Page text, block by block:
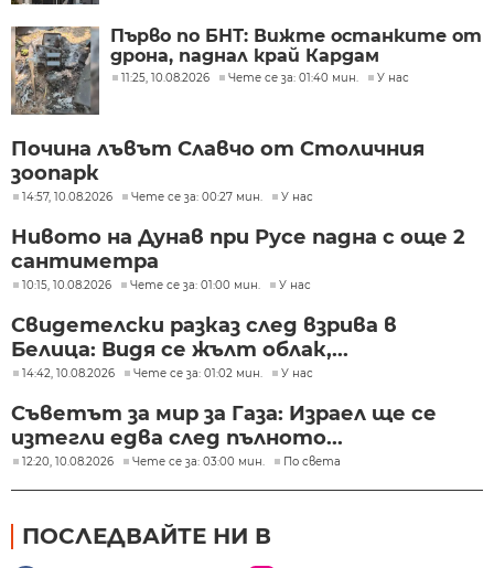
Първо по БНТ: Вижте останките от
дрона, паднал край Кардам
11:25, 10.08.2026 Чете се за: 01:40 мин. У нас
Почина лъвът Славчо от Столичния
зоопарк
14:57, 10.08.2026 Чете се за: 00:27 мин. У нас
Нивото на Дунав при Русе падна с още 2
сантиметра
10:15, 10.08.2026 Чете се за: 01:00 мин. У нас
Свидетелски разказ след взрива в
Белица: Видя се жълт облак,...
14:42, 10.08.2026 Чете се за: 01:02 мин. У нас
Съветът за мир за Газа: Израел ще се
изтегли едва след пълното...
12:20, 10.08.2026 Чете се за: 03:00 мин. По света
ПОСЛЕДВАЙТЕ НИ В